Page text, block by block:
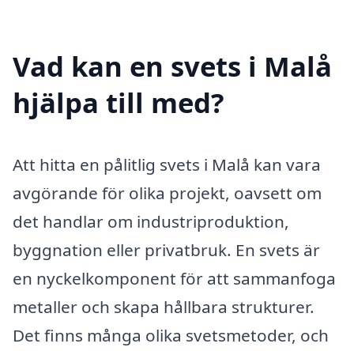
Vad kan en svets i Malå
hjälpa till med?
Att hitta en pålitlig svets i Malå kan vara
avgörande för olika projekt, oavsett om
det handlar om industriproduktion,
byggnation eller privatbruk. En svets är
en nyckelkomponent för att sammanfoga
metaller och skapa hållbara strukturer.
Det finns många olika svetsmetoder, och